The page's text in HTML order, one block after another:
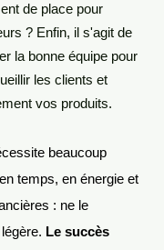
de place pour
? Enfin, il s'agit de
la bonne équipe pour
les clients et
vos produits.
beaucoup
temps, en énergie et
: ne le
Le succès